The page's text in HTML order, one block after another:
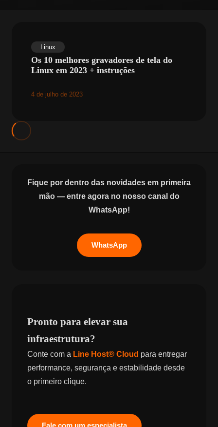
Linux
Os 10 melhores gravadores de tela do
Linux em 2023 + instruções
4 de julho de 2023
Fique por dentro das novidades em primeira
mão — entre agora no nosso canal do
WhatsApp!
WhatsApp
Pronto para elevar sua
infraestrutura?
Conte com a Line Host® Cloud para entregar
performance, segurança e estabilidade desde
o primeiro clique.